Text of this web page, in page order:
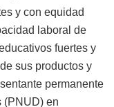
y con equidad
laboral de
fuertes y
sus productos y
permanente
(PNUD) en